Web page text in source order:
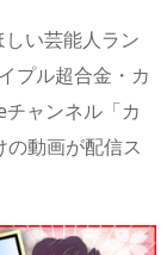
い芸能人ラン
プル超合金・カ
ャンネル「カ
動画が配信ス